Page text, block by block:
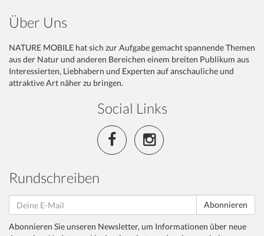
Über Uns
NATURE MOBILE hat sich zur Aufgabe gemacht spannende Themen
aus der Natur und anderen Bereichen einem breiten Publikum aus
Interessierten, Liebhabern und Experten auf anschauliche und
attraktive Art näher zu bringen.
Social Links
Rundschreiben
Abonnieren
Abonnieren Sie unseren Newsletter, um Informationen über neue